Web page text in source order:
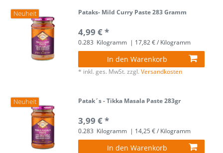
Neuheit Pataks- Mild Curry Paste 283 Gramm
4,99 € *
0.283 Kilogramm | 17,82 € / Kilogramm
In den Warenkorb
* inkl. ges. MwSt. zzgl.Versandkosten
Neuheit Patak´s - Tikka Masala Paste 283gr
3,99 € *
0.283 Kilogramm | 14,25 € / Kilogramm
In den Warenkorb